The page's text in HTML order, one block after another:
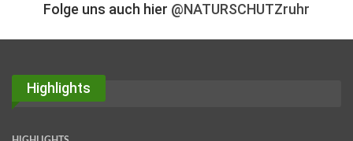
Folge uns auch hier @NATURSCHUTZruhr
Highlights